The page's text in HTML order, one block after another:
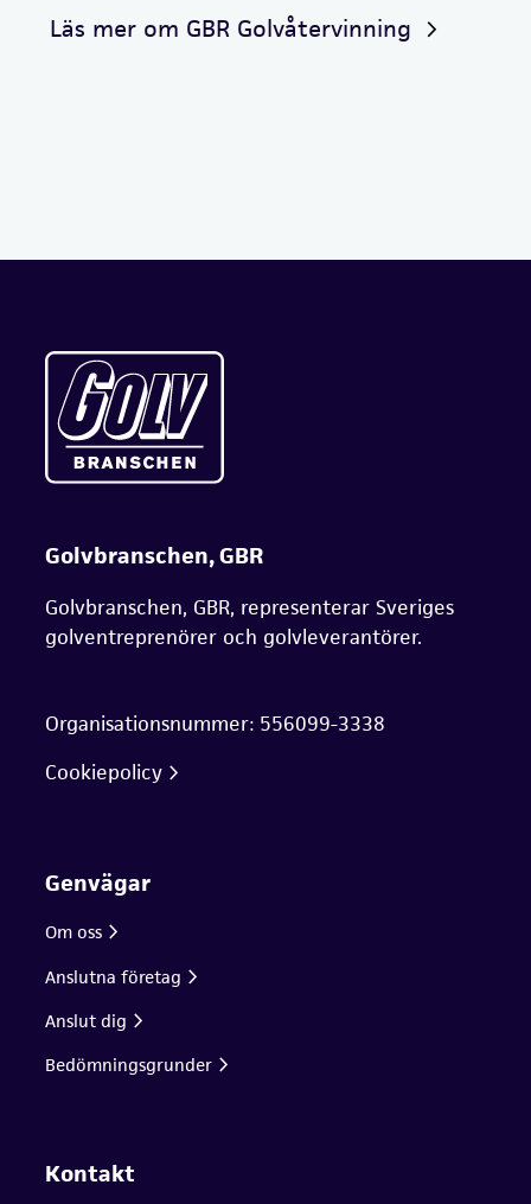
Läs mer om GBR Golvåtervinning
Golvbranschen, GBR
Golvbranschen, GBR, representerar Sveriges
golventreprenörer och golvleverantörer.
Organisationsnummer: 556099-3338
Cookiepolicy
Genvägar
Om oss
Anslutna företag
Anslut dig
Bedömningsgrunder
Kontakt